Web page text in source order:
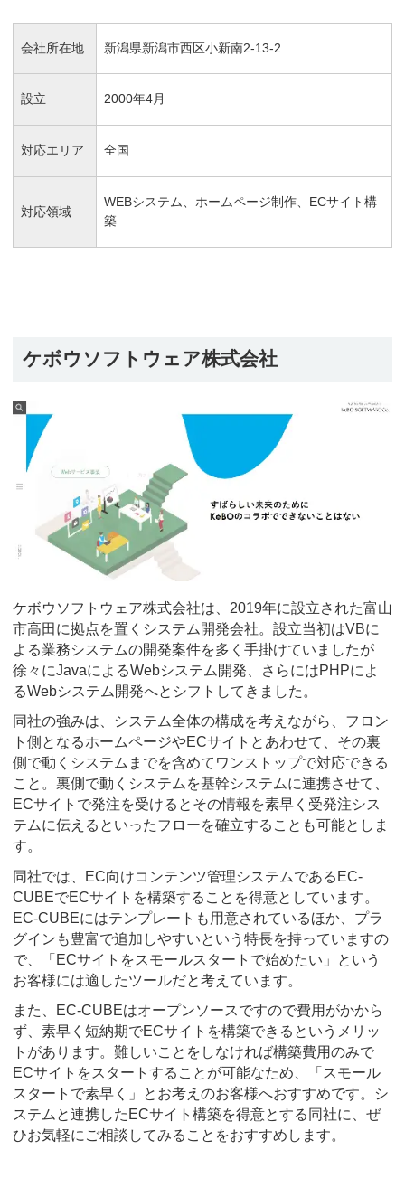
会社所在地 新潟県新潟市西区小新南2-13-2
設立 2000年4月
対応エリア 全国
対応領域
WEBシステム、ホームページ制作、ECサイト構
築
ケボウソフトウェア株式会社
ケボウソフトウェア株式会社は、2019年に設立された富山
市高田に拠点を置くシステム開発会社。設立当初はVBに
よる業務システムの開発案件を多く手掛けていましたが
徐々にJavaによるWebシステム開発、さらにはPHPによ
るWebシステム開発へとシフトしてきました。
同社の強みは、システム全体の構成を考えながら、フロン
ト側となるホームページやECサイトとあわせて、その裏
側で動くシステムまでを含めてワンストップで対応できる
こと。裏側で動くシステムを基幹システムに連携させて、
ECサイトで発注を受けるとその情報を素早く受発注シス
テムに伝えるといったフローを確立することも可能としま
す。
同社では、EC向けコンテンツ管理システムであるEC-
CUBEでECサイトを構築することを得意としています。
EC-CUBEにはテンプレートも用意されているほか、プラ
グインも豊富で追加しやすいという特長を持っていますの
で、「ECサイトをスモールスタートで始めたい」という
お客様には適したツールだと考えています。
また、EC-CUBEはオープンソースですので費用がかから
ず、素早く短納期でECサイトを構築できるというメリッ
トがあります。難しいことをしなければ構築費用のみで
ECサイトをスタートすることが可能なため、「スモール
スタートで素早く」とお考えのお客様へおすすめです。シ
ステムと連携したECサイト構築を得意とする同社に、ぜ
ひお気軽にご相談してみることをおすすめします。